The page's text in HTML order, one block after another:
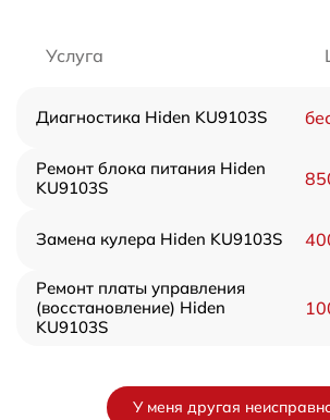
Услуга
Диагностика Hiden KU9103S
Ремонт блока питания Hiden
KU9103S
Замена кулера Hiden KU9103S
Ремонт платы управления
(восстановление) Hiden
KU9103S
У меня другая